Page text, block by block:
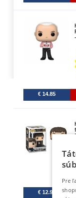
€ 14.85
€ 12.99
Pre